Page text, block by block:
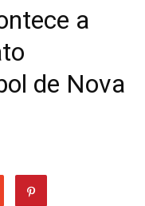
a
de Nova